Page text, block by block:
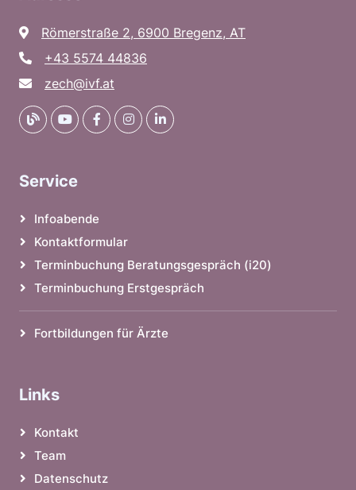
Römerstraße 2, 6900 Bregenz, AT
+43 5574 44836
zech@ivf.at
Service
Infoabende
Kontaktformular
Terminbuchung Beratungsgespräch (i20)
Terminbuchung Erstgespräch
Fortbildungen für Ärzte
Links
Kontakt
Team
Datenschutz